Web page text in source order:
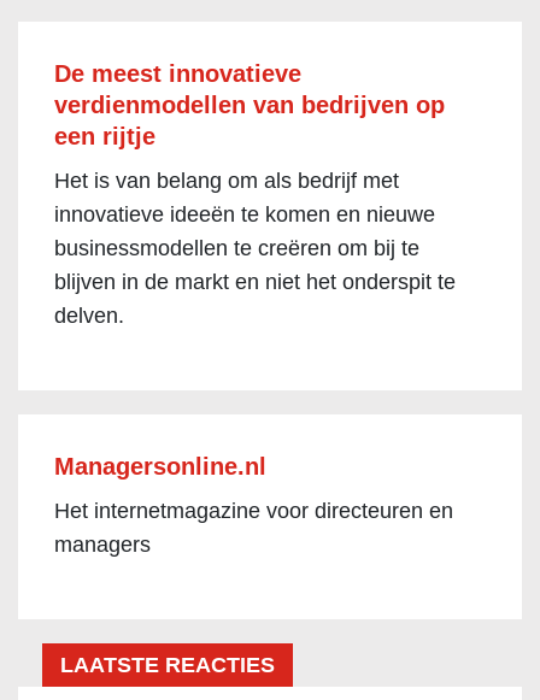
De meest innovatieve
verdienmodellen van bedrijven op
een rijtje
Het is van belang om als bedrijf met
innovatieve ideeën te komen en nieuwe
businessmodellen te creëren om bij te
blijven in de markt en niet het onderspit te
delven.
Managersonline.nl
Het internetmagazine voor directeuren en
managers
LAATSTE REACTIES